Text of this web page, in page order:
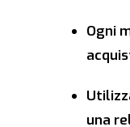
Ogni
una